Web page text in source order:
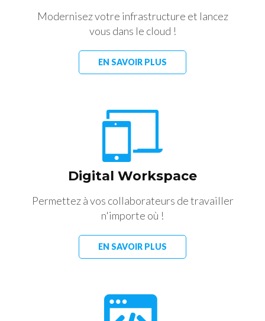
Modernisez votre infrastructure et lancez
vous dans le cloud !
EN SAVOIR PLUS
Digital Workspace
Permettez à vos collaborateurs de travailler
n'importe où !
EN SAVOIR PLUS